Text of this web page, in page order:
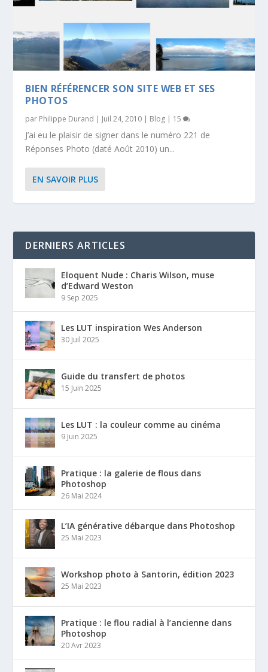
BIEN RÉFÉRENCER SON SITE WEB ET SES
PHOTOS
par Philippe Durand | Juil 24, 2010 | Blog | 15
J’ai eu le plaisir de signer dans le numéro 221 de
Réponses Photo (daté Août 2010) un...
EN SAVOIR PLUS
DERNIERS ARTICLES
Eloquent Nude : Charis Wilson, muse
d’Edward Weston
9 Sep 2025
Les LUT inspiration Wes Anderson
30 Juil 2025
Guide du transfert de photos
15 Juin 2025
Les LUT : la couleur comme au cinéma
9 Juin 2025
Pratique : la galerie de flous dans
Photoshop
26 Mai 2024
L’IA générative débarque dans Photoshop
25 Mai 2023
Workshop photo à Santorin, édition 2023
25 Mai 2023
Pratique : le flou radial à l’ancienne dans
Photoshop
20 Avr 2023